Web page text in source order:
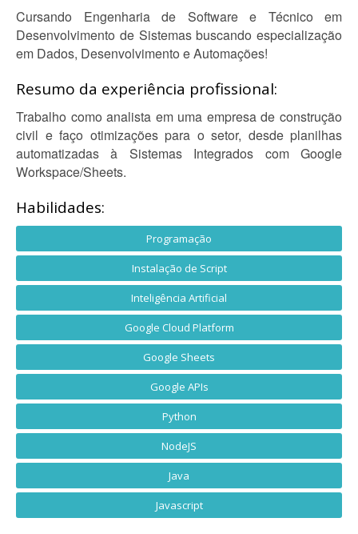
Cursando Engenharia de Software e Técnico em
Desenvolvimento de Sistemas buscando especialização
em Dados, Desenvolvimento e Automações!
Resumo da experiência profissional:
Trabalho como analista em uma empresa de construção
civil e faço otimizações para o setor, desde planilhas
automatizadas à Sistemas Integrados com Google
Workspace/Sheets.
Habilidades:
Programação
Instalação de Script
Inteligência Artificial
Google Cloud Platform
Google Sheets
Google APIs
Python
NodeJS
Java
Javascript